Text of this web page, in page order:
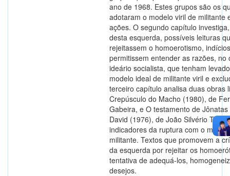
ano de 1968. Estes grupos são os
adotaram o modelo viril de militante
ações. O segundo capítulo
desta esquerda, possíveis leituras
rejeitassem o homoerotismo,
permitissem entender as razões, no
ideário socialista, que tenham
modelo ideal de militante viril e
terceiro capítulo analisa duas obras
Crepúsculo do Macho (1980), de
Gabeira, e O testamento de
David (1976), de João Silvério
indicadores da ruptura com o
militante. Textos que promovem a
da esquerda por rejeitar os
tentativa de adequá-los,
desejos.